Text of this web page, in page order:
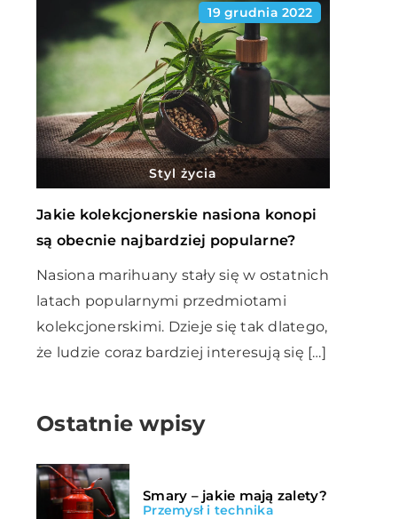
19 grudnia 2022
Styl życia
Jakie kolekcjonerskie nasiona konopi
są obecnie najbardziej popularne?
Nasiona marihuany stały się w ostatnich
latach popularnymi przedmiotami
kolekcjonerskimi. Dzieje się tak dlatego,
że ludzie coraz bardziej interesują się […]
Ostatnie wpisy
Smary – jakie mają zalety?
Przemysł i technika